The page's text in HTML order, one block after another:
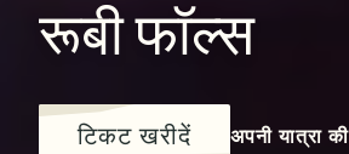
रूबीफॉल्स
टिकट खरीदें अपनी यात्रा